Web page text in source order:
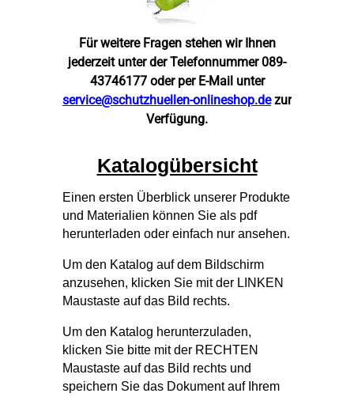
Für weitere Fragen stehen wir Ihnen
jederzeit unter der Telefonnummer 089-
43746177 oder per E-Mail unter
service@schutzhuellen-onlineshop.dezur
Verfügung.
Katalogübersicht
Einen ersten Überblick unserer Produkte
und Materialien können Sie als pdf
herunterladen oder einfach nur ansehen.
Um den Katalog auf dem Bildschirm
anzusehen, klicken Sie mit der LINKEN
Maustaste auf das Bild rechts.
Um den Katalog herunterzuladen,
klicken Sie bitte mit der RECHTEN
Maustaste auf das Bild rechts und
speichern Sie das Dokument auf Ihrem